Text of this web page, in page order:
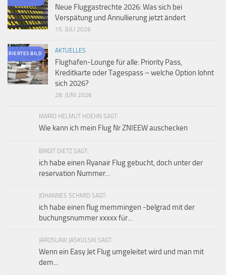
Neue Fluggastrechte 2026: Was sich bei
Verspätung und Annullierung jetzt ändert
15. JULI 2026
BILD AKTUELLES
Flughafen-Lounge für alle: Priority Pass,
Kreditkarte oder Tagespass – welche Option lohnt
sich 2026?
28. JUNI 2026
MARIO HELMUT HOEHN SAGT:
Wie kann ich mein Flug Nr ZNIEEW auschecken
BIRGIT DIETZ SAGT:
ich habe einen Ryanair Flug gebucht, doch unter der
reservation Nummer...
JOHANNES SCHMID SAGT:
ich habe einen flug memmingen -belgrad mit der
buchungsnummer xxxxx für...
JAROSLAW JASKULSKI SAGT:
Wenn ein Easy Jet Flug umgeleitet wird und man mit
dem...